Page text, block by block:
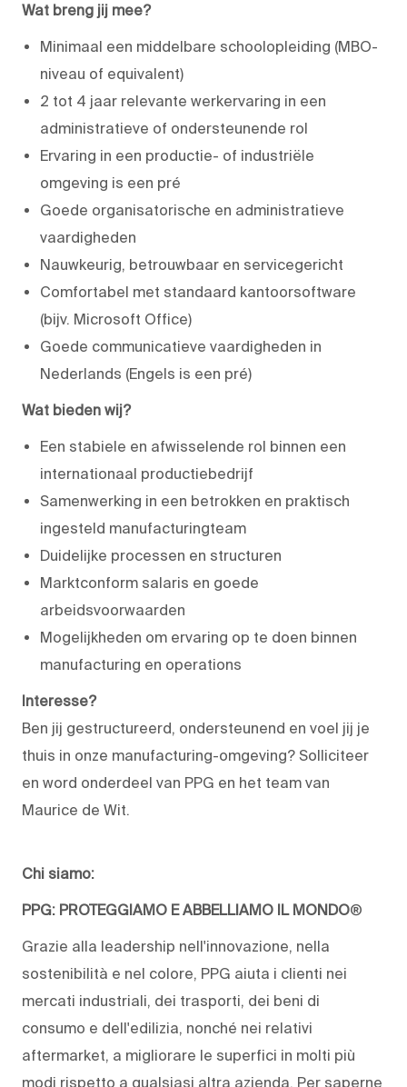
Wat breng jij mee?
Minimaal een middelbare schoolopleiding (MBO-
niveau of equivalent)
2 tot 4 jaar relevante werkervaring in een
administratieve of ondersteunende rol
Ervaring in een productie- of industriële
omgeving is een pré
Goede organisatorische en administratieve
vaardigheden
Nauwkeurig, betrouwbaar en servicegericht
Comfortabel met standaard kantoorsoftware
(bijv. Microsoft Office)
Goede communicatieve vaardigheden in
Nederlands (Engels is een pré)
Wat bieden wij?
Een stabiele en afwisselende rol binnen een
internationaal productiebedrijf
Samenwerking in een betrokken en praktisch
ingesteld manufacturingteam
Duidelijke processen en structuren
Marktconform salaris en goede
arbeidsvoorwaarden
Mogelijkheden om ervaring op te doen binnen
manufacturing en operations
Interesse?
Ben jij gestructureerd, ondersteunend en voel jij je
thuis in onze manufacturing-omgeving? Solliciteer
en word onderdeel van PPG en het team van
Maurice de Wit.
Chi siamo:
PPG: PROTEGGIAMO E ABBELLIAMO IL MONDO®
Grazie alla leadership nell'innovazione, nella
sostenibilità e nel colore, PPG aiuta i clienti nei
mercati industriali, dei trasporti, dei beni di
consumo e dell'edilizia, nonché nei relativi
aftermarket, a migliorare le superfici in molti più
modi rispetto a qualsiasi altra azienda. Per saperne